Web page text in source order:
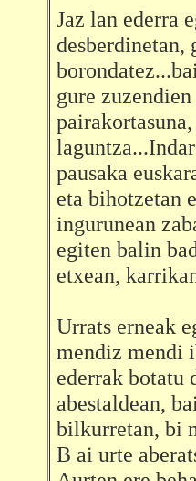
Jaz lan ederra
desberdinetan,
gure
pausaka
eta bihotzetan
ingurunean
egiten balin
etxean,
Urrats erneak
mendiz mendi
ederrak botatu
abestaldean,
bilkurretan, bi
B ai urte